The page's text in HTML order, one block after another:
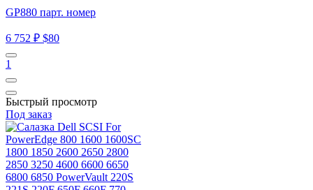
GP880 парт. номер
6 752 ₽ $80
1
Быстрый просмотр
Под заказ